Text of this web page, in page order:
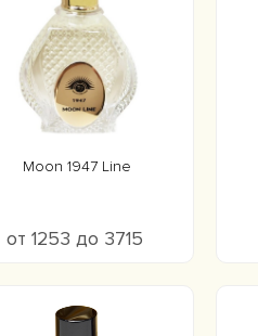
Moon 1947 Line
от 1253 до 3715